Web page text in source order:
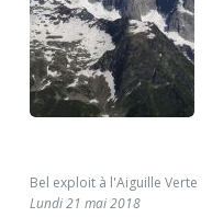
Bel exploit à l'Aiguille Verte
Lundi 21 mai 2018